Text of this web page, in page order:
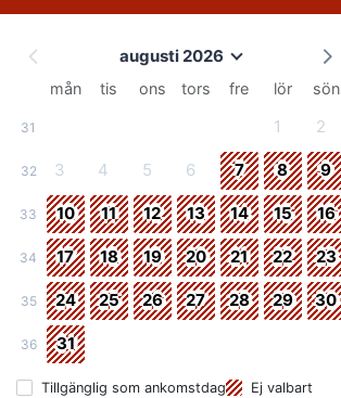
augusti 2026
mån tis ons tors fre lör sön
31 1 2
32 3 4 5 6 7 8 9
33 10 11 12 13 14 15 16
34 17 18 19 20 21 22 23
35 24 25 26 27 28 29 30
36 31
Tillgänglig som ankomstdag Ej valbart